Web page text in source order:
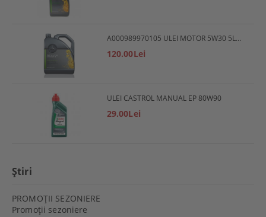
A000989970105 ULEI MOTOR 5W30 5L MERCEDES
120.00Lei
ULEI CASTROL MANUAL EP 80W90
29.00Lei
Ştiri
PROMOŢII SEZONIERE
Promoţii sezoniere